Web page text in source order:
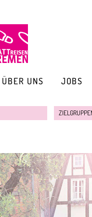
ÜBER UNS JOBS